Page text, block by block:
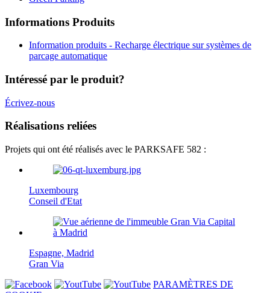
Informations Produits
Information produits - Recharge électrique sur systèmes de
parcage automatique
Intéressé par le produit?
Écrivez-nous
Réalisations reliées
Projets qui ont été réalisés avec le PARKSAFE 582 :
Luxembourg
Conseil d'Etat
Espagne, Madrid
Gran Via
PARAMÈTRES DE